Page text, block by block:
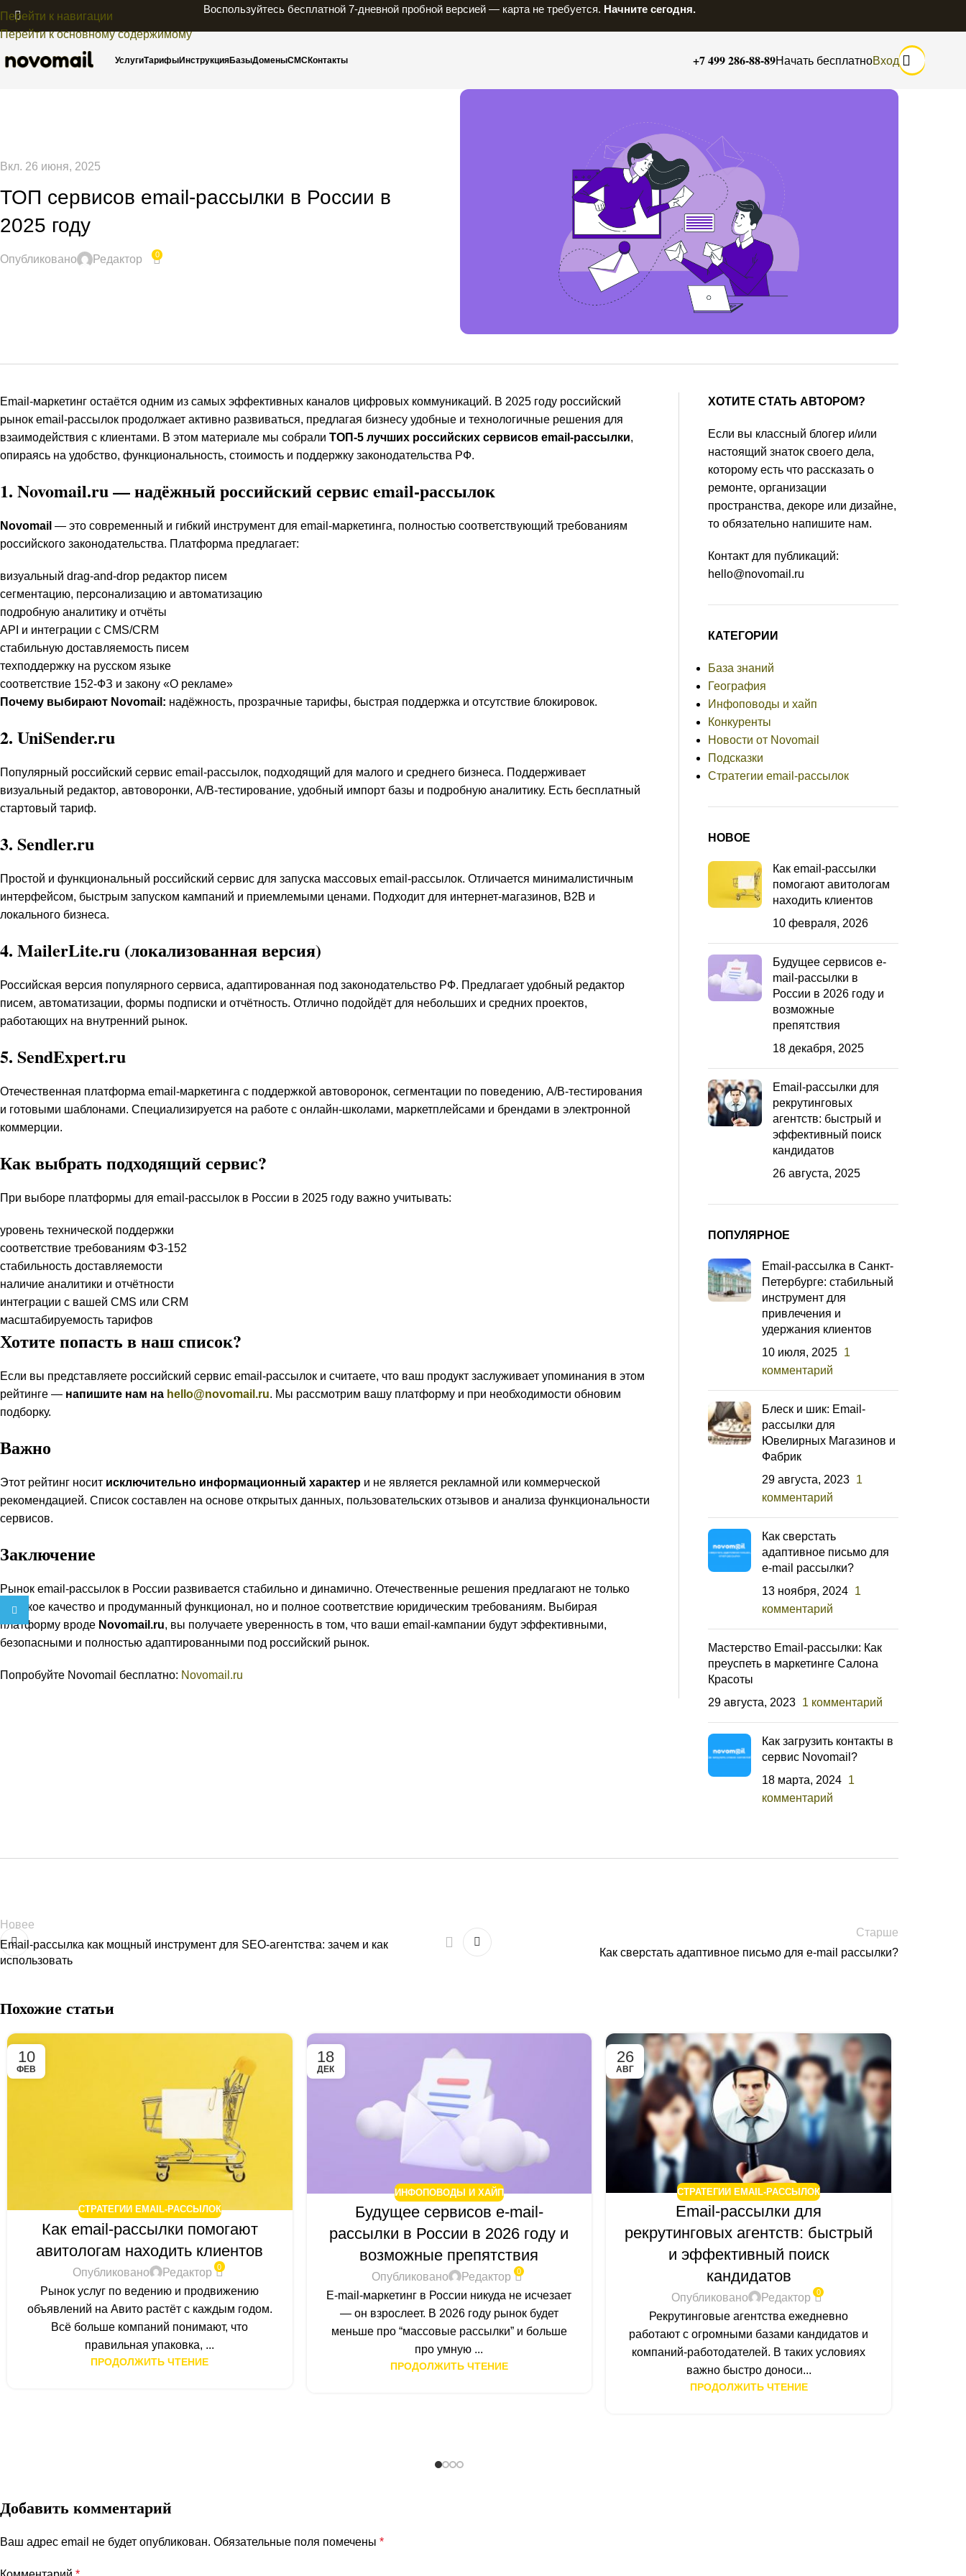
Перейти к навигации
Перейти к основному содержимому
Воспользуйтесь бесплатной 7-дневной пробной версией — карта не требуется. Начните сегодня.
УслугиТарифыИнструкцияБазыДоменыСМСКонтакты +7 499 286-88-89Начать бесплатноВход
Вкл. 26 июня, 2025
ТОП сервисов email-рассылки в России в
2025 году
Опубликовано Редактор 0
Email-маркетинг остаётся одним из самых эффективных каналов цифровых коммуникаций. В 2025 году российский
рынок email-рассылок продолжает активно развиваться, предлагая бизнесу удобные и технологичные решения для
взаимодействия с клиентами. В этом материале мы собрали ТОП-5 лучших российских сервисов email-рассылки,
опираясь на удобство, функциональность, стоимость и поддержку законодательства РФ.
1. Novomail.ru— надёжный российский сервис email-рассылок
Novomail — это современный и гибкий инструмент для email-маркетинга, полностью соответствующий требованиям
российского законодательства. Платформа предлагает:
визуальный drag-and-drop редактор писем
сегментацию, персонализацию и автоматизацию
подробную аналитику и отчёты
API и интеграции с CMS/CRM
стабильную доставляемость писем
техподдержку на русском языке
соответствие 152-ФЗ и закону «О рекламе»
Почему выбирают Novomail: надёжность, прозрачные тарифы, быстрая поддержка и отсутствие блокировок.
2. UniSender.ru
Популярный российский сервис email-рассылок, подходящий для малого и среднего бизнеса. Поддерживает
визуальный редактор, автоворонки, A/B-тестирование, удобный импорт базы и подробную аналитику. Есть бесплатный
стартовый тариф.
3. Sendler.ru
Простой и функциональный российский сервис для запуска массовых email-рассылок. Отличается минималистичным
интерфейсом, быстрым запуском кампаний и приемлемыми ценами. Подходит для интернет-магазинов, B2B и
локального бизнеса.
4. MailerLite.ru (локализованная версия)
Российская версия популярного сервиса, адаптированная под законодательство РФ. Предлагает удобный редактор
писем, автоматизации, формы подписки и отчётность. Отлично подойдёт для небольших и средних проектов,
работающих на внутренний рынок.
5. SendExpert.ru
Отечественная платформа email-маркетинга с поддержкой автоворонок, сегментации по поведению, A/B-тестирования
и готовыми шаблонами. Специализируется на работе с онлайн-школами, маркетплейсами и брендами в электронной
коммерции.
Как выбрать подходящий сервис?
При выборе платформы для email-рассылок в России в 2025 году важно учитывать:
уровень технической поддержки
соответствие требованиям ФЗ-152
стабильность доставляемости
наличие аналитики и отчётности
интеграции с вашей CMS или CRM
масштабируемость тарифов
Хотите попасть в наш список?
Если вы представляете российский сервис email-рассылок и считаете, что ваш продукт заслуживает упоминания в этом
рейтинге — напишите нам на hello@novomail.ru. Мы рассмотрим вашу платформу и при необходимости обновим
подборку.
Важно
Этот рейтинг носит исключительно информационный характер и не является рекламной или коммерческой
рекомендацией. Список составлен на основе открытых данных, пользовательских отзывов и анализа функциональности
сервисов.
Заключение
Рынок email-рассылок в России развивается стабильно и динамично. Отечественные решения предлагают не только
высокое качество и продуманный функционал, но и полное соответствие юридическим требованиям. Выбирая
платформу вроде Novomail.ru, вы получаете уверенность в том, что ваши email-кампании будут эффективными,
безопасными и полностью адаптированными под российский рынок.
Попробуйте Novomail бесплатно: Novomail.ru
ХОТИТЕ СТАТЬ АВТОРОМ?
Если вы классный блогер и/или
настоящий знаток своего дела,
которому есть что рассказать о
ремонте, организации
пространства, декоре или дизайне,
то обязательно напишите нам.
Контакт для публикаций:
hello@novomail.ru
КАТЕГОРИИ
База знаний
География
Инфоповоды и хайп
Конкуренты
Новости от Novomail
Подсказки
Стратегии email-рассылок
НОВОЕ
Как email-рассылки
помогают авитологам
находить клиентов
10 февраля, 2026
Будущее сервисов e-
mail-рассылки в
России в 2026 году и
возможные
препятствия
18 декабря, 2025
Email-рассылки для
рекрутинговых
агентств: быстрый и
эффективный поиск
кандидатов
26 августа, 2025
ПОПУЛЯРНОЕ
Email-рассылка в Санкт-
Петербурге: стабильный
инструмент для
привлечения и
удержания клиентов
10 июля, 2025 1
комментарий
Блеск и шик: Email-
рассылки для
Ювелирных Магазинов и
Фабрик
29 августа, 2023 1
комментарий
Как сверстать
адаптивное письмо для
e-mail рассылки?
13 ноября, 2024 1
комментарий
Мастерство Email-рассылки: Как
преуспеть в маркетинге Салона
Красоты
29 августа, 2023 1 комментарий
Как загрузить контакты в
сервис Novomail?
18 марта, 2024 1
комментарий
Новее
Email-рассылка как мощный инструмент для SEO-агентства: зачем и как
использовать
Старше
Как сверстать адаптивное письмо для e-mail рассылки?
Похожие статьи
10
ФЕВ
СТРАТЕГИИ EMAIL-РАССЫЛОК
Как email-рассылки помогают
авитологам находить клиентов
Опубликовано Редактор 0
Рынок услуг по ведению и продвижению
объявлений на Авито растёт с каждым годом.
Всё больше компаний понимают, что
правильная упаковка, ...
ПРОДОЛЖИТЬ ЧТЕНИЕ
18
ДЕК
ИНФОПОВОДЫ И ХАЙП
Будущее сервисов e-mail-
рассылки в России в 2026 году и
возможные препятствия
Опубликовано Редактор 0
E-mail-маркетинг в России никуда не исчезает
— он взрослеет. В 2026 году рынок будет
меньше про “массовые рассылки” и больше
про умную ...
ПРОДОЛЖИТЬ ЧТЕНИЕ
26
АВГ
СТРАТЕГИИ EMAIL-РАССЫЛОК
Email-рассылки для
рекрутинговых агентств: быстрый
и эффективный поиск
кандидатов
Опубликовано Редактор 0
Рекрутинговые агентства ежедневно
работают с огромными базами кандидатов и
компаний-работодателей. В таких условиях
важно быстро доноси...
ПРОДОЛЖИТЬ ЧТЕНИЕ
Добавить комментарий
Ваш адрес email не будет опубликован. Обязательные поля помечены *
Telegram